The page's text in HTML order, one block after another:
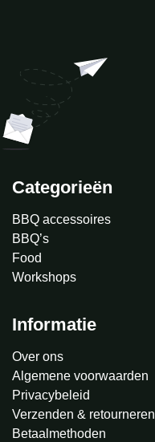
Categorieën
BBQ accessoires
BBQ’s
Food
Workshops
Informatie
Over ons
Algemene voorwaarden
Privacybeleid
Verzenden & retourneren
Betaalmethoden